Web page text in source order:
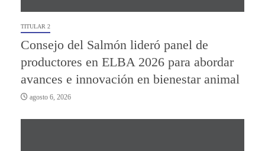
TITULAR 2
Consejo del Salmón lideró panel de
productores en ELBA 2026 para abordar
avances e innovación en bienestar animal
agosto 6, 2026